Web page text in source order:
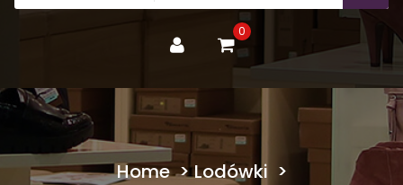
0
Home>Lodówki >